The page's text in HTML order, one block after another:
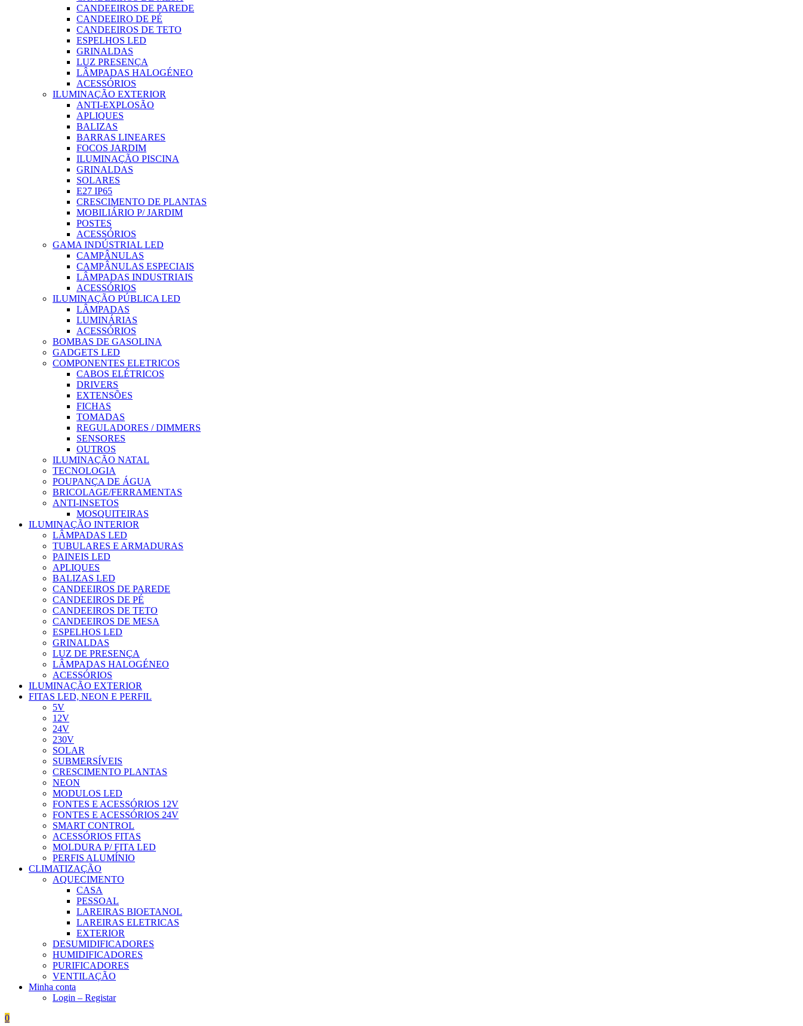
CANDEEIROS DE PAREDE
CANDEEIRO DE PÉ
CANDEEIROS DE TETO
ESPELHOS LED
GRINALDAS
LUZ PRESENÇA
LÂMPADAS HALOGÉNEO
ACESSÓRIOS
ILUMINAÇÃO EXTERIOR
ANTI-EXPLOSÃO
APLIQUES
BALIZAS
BARRAS LINEARES
FOCOS JARDIM
ILUMINAÇÃO PISCINA
GRINALDAS
SOLARES
E27 IP65
CRESCIMENTO DE PLANTAS
MOBILIÁRIO P/ JARDIM
POSTES
ACESSÓRIOS
GAMA INDÚSTRIAL LED
CAMPÂNULAS
CAMPÂNULAS ESPECIAIS
LÂMPADAS INDUSTRIAIS
ACESSÓRIOS
ILUMINAÇÃO PÚBLICA LED
LÂMPADAS
LUMINÁRIAS
ACESSÓRIOS
BOMBAS DE GASOLINA
GADGETS LED
COMPONENTES ELETRICOS
CABOS ELÉTRICOS
DRIVERS
EXTENSÕES
FICHAS
TOMADAS
REGULADORES / DIMMERS
SENSORES
OUTROS
ILUMINAÇÃO NATAL
TECNOLOGIA
POUPANÇA DE ÁGUA
BRICOLAGE/FERRAMENTAS
ANTI-INSETOS
MOSQUITEIRAS
ILUMINAÇÃO INTERIOR
LÂMPADAS LED
TUBULARES E ARMADURAS
PAINEIS LED
APLIQUES
BALIZAS LED
CANDEEIROS DE PAREDE
CANDEEIROS DE PÉ
CANDEEIROS DE TETO
CANDEEIROS DE MESA
ESPELHOS LED
GRINALDAS
LUZ DE PRESENÇA
LÂMPADAS HALOGÉNEO
ACESSÓRIOS
ILUMINAÇÃO EXTERIOR
FITAS LED, NEON E PERFIL
5V
12V
24V
230V
SOLAR
SUBMERSÍVEIS
CRESCIMENTO PLANTAS
NEON
MODULOS LED
FONTES E ACESSÓRIOS 12V
FONTES E ACESSÓRIOS 24V
SMART CONTROL
ACESSÓRIOS FITAS
MOLDURA P/ FITA LED
PERFIS ALUMÍNIO
CLIMATIZAÇÃO
AQUECIMENTO
CASA
PESSOAL
LAREIRAS BIOETANOL
LAREIRAS ELETRICAS
EXTERIOR
DESUMIDIFICADORES
HUMIDIFICADORES
PURIFICADORES
VENTILAÇÃO
Minha conta
Login – Registar
0